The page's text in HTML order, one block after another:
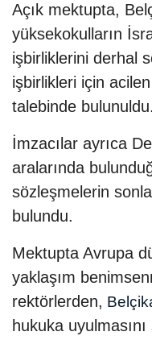
Açık mektupta,
yüksekokulların
işbirliklerini derhal
işbirlikleri için
talebinde bulunuldu.
İmzacılar ayrıca
aralarında
sözleşmelerin
bulundu.
Mektupta Avrupa
yaklaşım
rektörlerden,
hukuka